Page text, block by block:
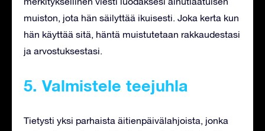
muiston, jota hän säilyttää ikuisesti. Joka kerta kun
hän käyttää sitä, häntä muistutetaan rakkaudestasi
ja arvostuksestasi.
5. Valmistele teejuhla
Tietysti yksi parhaista äitienpäivälahjoista, jonka